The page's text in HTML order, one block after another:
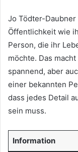
Jo Tödter-
Öffentlichkeit wie
Person, die ihr
möchte. Das
spannend, aber
einer bekannten
dass jedes Detail
sein muss.
Information